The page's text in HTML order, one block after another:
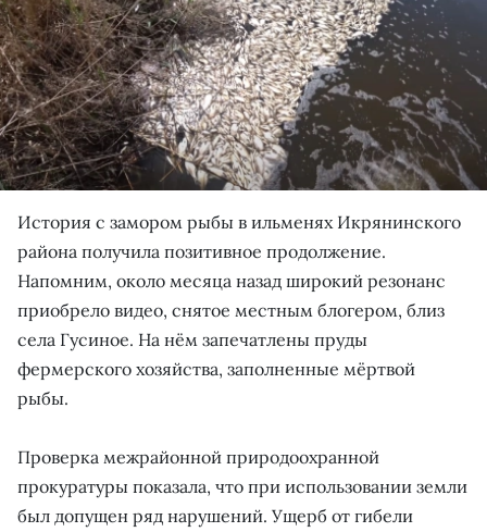
История с замором рыбы в ильменях Икрянинского
района получила позитивное продолжение.
Напомним, около месяца назад широкий резонанс
приобрело видео, снятое местным блогером, близ
села Гусиное. На нём запечатлены пруды
фермерского хозяйства, заполненные мёртвой
рыбы.
Проверка межрайонной природоохранной
прокуратуры показала, что при использовании земли
был допущен ряд нарушений. Ущерб от гибели